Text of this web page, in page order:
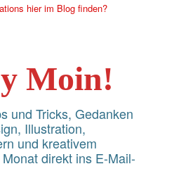
hier im Blog finden?
Moin!
und Tricks, Gedanken
Illustration,
und kreativem
direkt ins E-Mail-